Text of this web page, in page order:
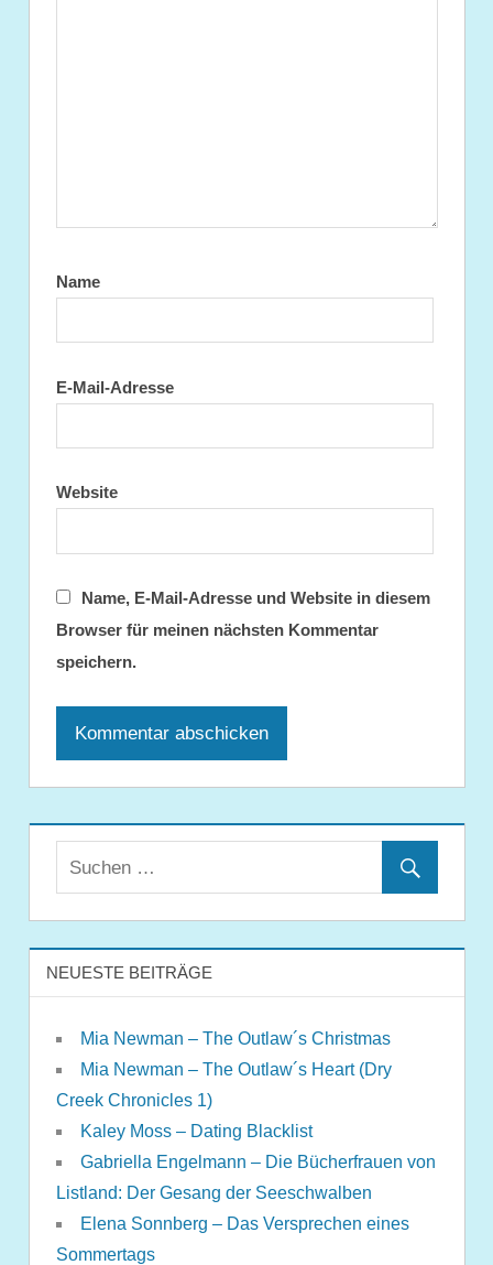
Name
E-Mail-Adresse
Website
Name, E-Mail-Adresse und Website in diesem
Browser für meinen nächsten Kommentar
speichern.
NEUESTE BEITRÄGE
Mia Newman – The Outlaw´s Christmas
Mia Newman – The Outlaw´s Heart (Dry
Creek Chronicles 1)
Kaley Moss – Dating Blacklist
Gabriella Engelmann – Die Bücherfrauen von
Listland: Der Gesang der Seeschwalben
Elena Sonnberg – Das Versprechen eines
Sommertags